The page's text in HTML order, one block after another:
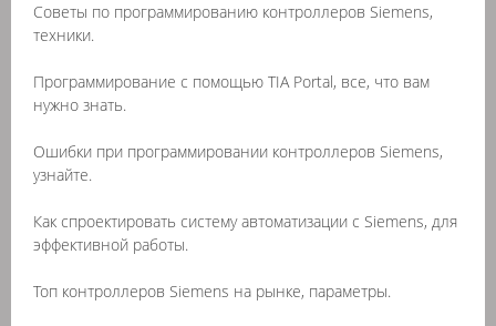
Советы по программированию контроллеров Siemens,
техники.
Программирование с помощью TIA Portal, все, что вам
нужно знать.
Ошибки при программировании контроллеров Siemens,
узнайте.
Как спроектировать систему автоматизации с Siemens, для
эффективной работы.
Топ контроллеров Siemens на рынке, параметры.